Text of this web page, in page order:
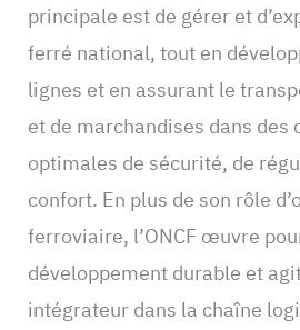
principale est de gérer et
ferré national, tout en
lignes et en assurant le
et de marchandises dans des
optimales de sécurité, de
confort. En plus de son rôle
ferroviaire, l’ONCF œuvre
développement durable et
intégrateur dans la chaîne